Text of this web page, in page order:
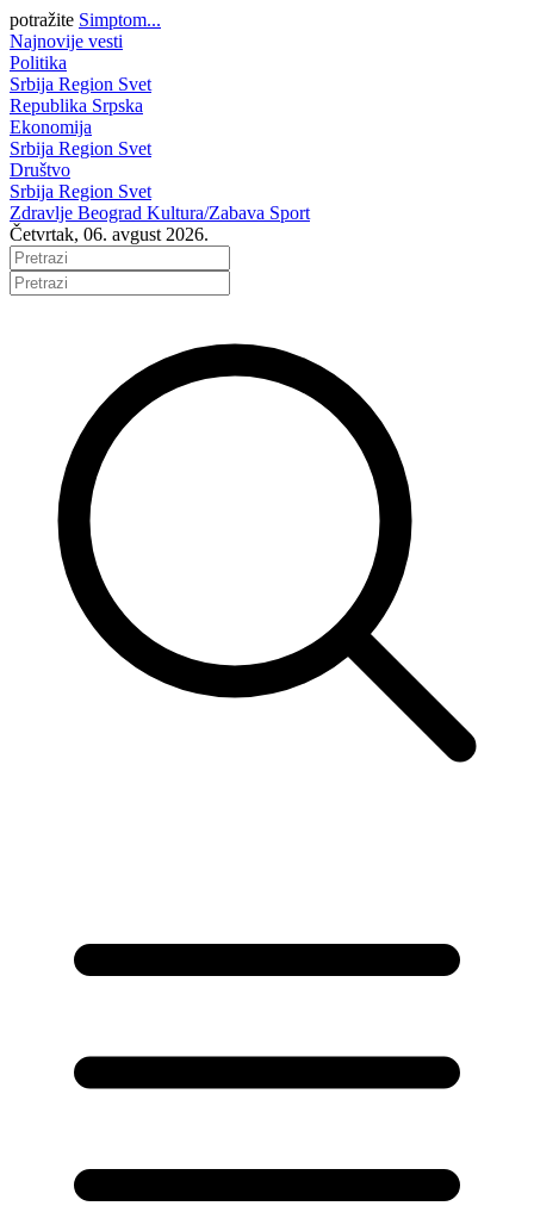
potražite Simptom...
Najnovije vesti
Politika
Srbija Region Svet
Republika Srpska
Ekonomija
Srbija Region Svet
Društvo
Srbija Region Svet
Zdravlje Beograd Kultura/Zabava Sport
Četvrtak, 06. avgust 2026.